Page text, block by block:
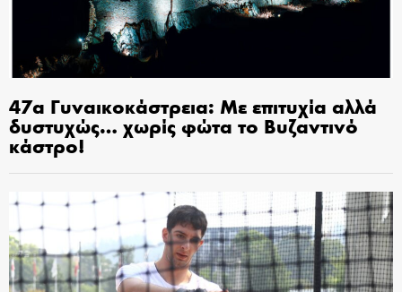
47α Γυναικοκάστρεια: Με επιτυχία αλλά
δυστυχώς… χωρίς φώτα το Βυζαντινό
κάστρο!